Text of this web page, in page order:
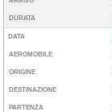
DURATA
DATA
AEROMOBILE
ORIGINE
DESTINAZIONE
PARTENZA